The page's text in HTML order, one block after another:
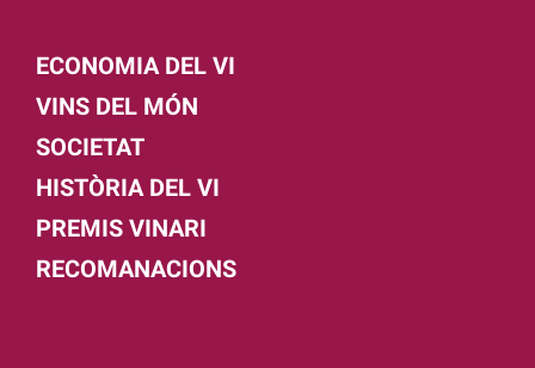
ECONOMIA DEL VI
VINS DEL MÓN
SOCIETAT
HISTÒRIA DEL VI
PREMIS VINARI
RECOMANACIONS